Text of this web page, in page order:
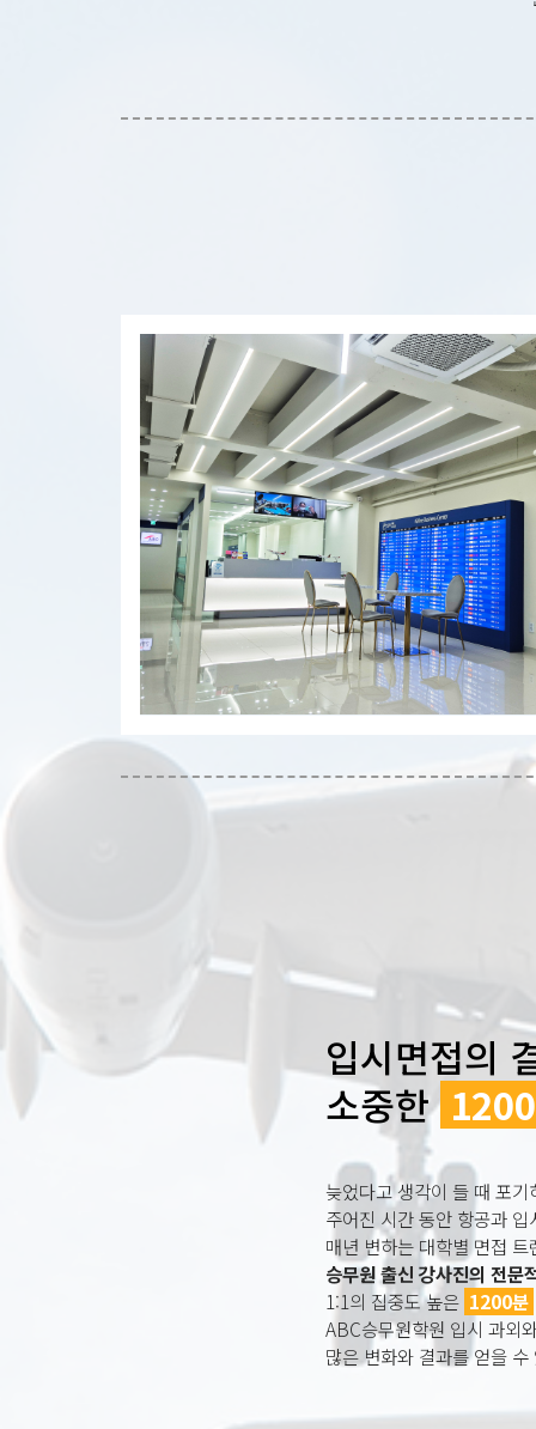
입시면접의
소중한
늦었다고 생각이 들 때 포
주어진 시간 동안 항공과
매년 변하는 대학별 면접
승무원 출신 강사진의 전문
1:1의 집중도 높은 1200분
ABC승무원학원 입시 과외
많은 변화와 결과를 얻을